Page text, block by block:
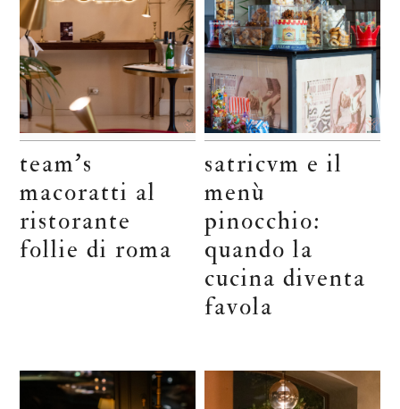
team’s
macoratti al
ristorante
follie di roma
satricvm e il
menù
pinocchio:
quando la
cucina diventa
favola